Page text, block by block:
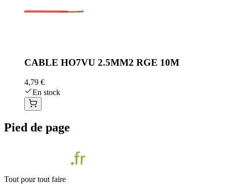
CABLE HO7VU 2.5MM2 RGE 10M
4,79 €
En stock
Pied de page
Tout pour tout faire